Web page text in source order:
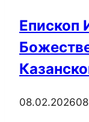
Епископ
08.02.2026